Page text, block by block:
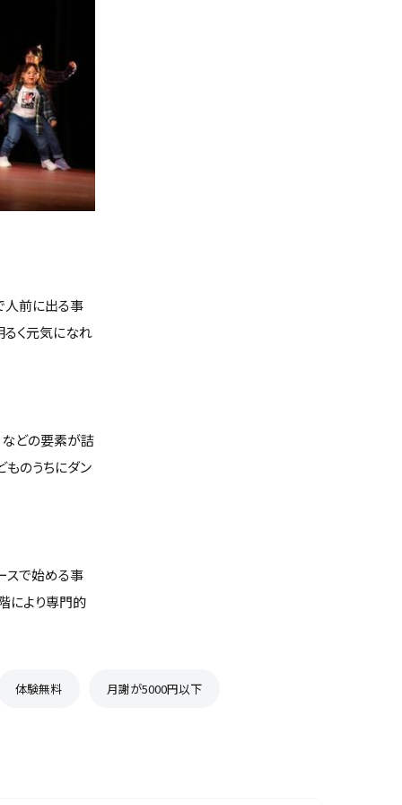
人前に出る事
るく元気になれ
などの要素が詰
ものうちにダン
スで始める事
により専門的
体験無料 月謝が5000円以下